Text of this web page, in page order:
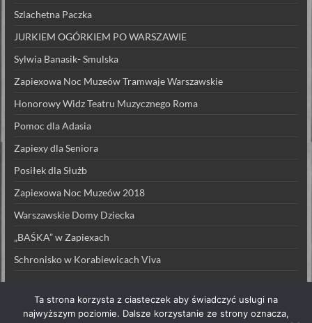
Szlachetna Paczka
JURKIEM OGÓRKIEM PO WARSZAWIE
Sylwia Banasik- Smulska
Zapiexowa Noc Muzeów Tramwaje Warszawskie
Honorowy Widz Teatru Muzycznego Roma
Pomoc dla Adasia
Zapiexy dla Seniora
Posiłek dla Służb
Zapiexowa Noc Muzeów 2018
Warszawskie Domy Dziecka
„BAŚKA” w Zapiexach
Schronisko w Korabiewicach Viva
Ta strona korzysta z ciasteczek aby świadczyć usługi na
najwyższym poziomie. Dalsze korzystanie ze strony oznacza,